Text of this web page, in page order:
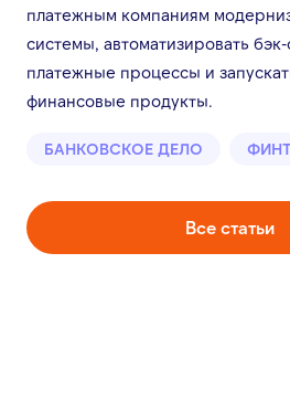
платежным компаниям
системы, автоматизировать
платежные процессы и
финансовые продукты.
БАНКОВСКОЕ ДЕЛО
Все статьи